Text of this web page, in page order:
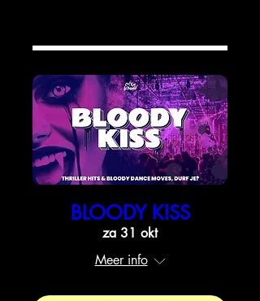
BLOODY KISS
za 31 okt
Meer info